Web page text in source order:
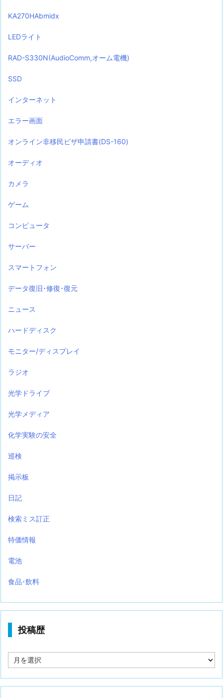
KA270HAbmidx
LEDライト
RAD-S330N(AudioComm,オーム電機)
SSD
インターネット
エラー画面
オンライン非移民ビザ申請書(DS-160)
オーディオ
カメラ
ゲーム
コンピュータ
サーバー
スマートフォン
データ復旧･修復･復元
ニュース
ハードディスク
モニター/ディスプレイ
ラジオ
光学ドライブ
光学メディア
化学実験の安全
巡検
掲示板
日記
検索ミス訂正
特価情報
電池
食品･飲料
投稿歴
稿